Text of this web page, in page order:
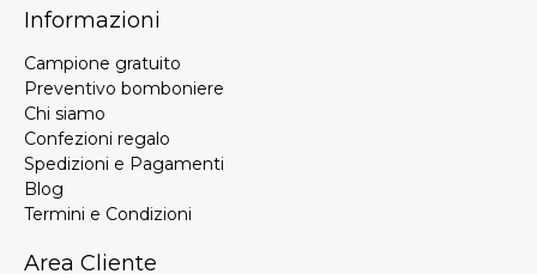
Informazioni
Campione gratuito
Preventivo bomboniere
Chi siamo
Confezioni regalo
Spedizioni e Pagamenti
Blog
Termini e Condizioni
Area Cliente